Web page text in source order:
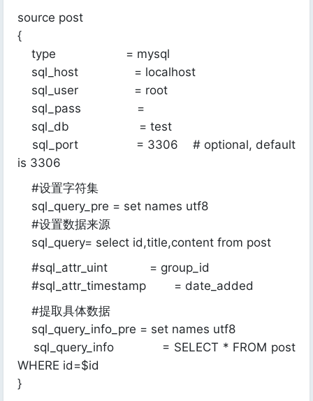
source post
{
type = mysql
sql_host = localhost
sql_user = root
sql_pass =
sql_db = test
sql_port = 3306 # optional, default
is 3306
#设置字符集
sql_query_pre = set names utf8
#设置数据来源
sql_query= select id,title,content from post
#sql_attr_uint = group_id
#sql_attr_timestamp = date_added
#提取具体数据
sql_query_info_pre = set names utf8
sql_query_info = SELECT * FROM post
WHERE id=$id
}